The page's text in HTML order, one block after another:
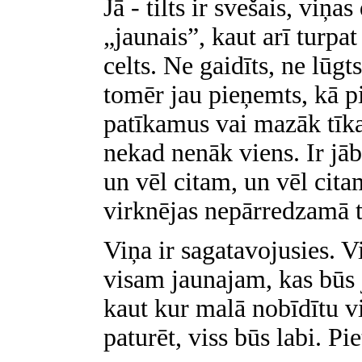
Jā - tilts ir svešais,
„jaunais”, kaut arī
celts. Ne gaidīts, ne
tomēr jau pieņemts, kā
patīkamus vai mazāk
nekad nenāk viens. Ir
un vēl citam, un vēl
virknējas
Viņa ir sagatavojusies.
visam jaunajam, kas
kaut kur malā nobīdītu
paturēt, viss būs labi.